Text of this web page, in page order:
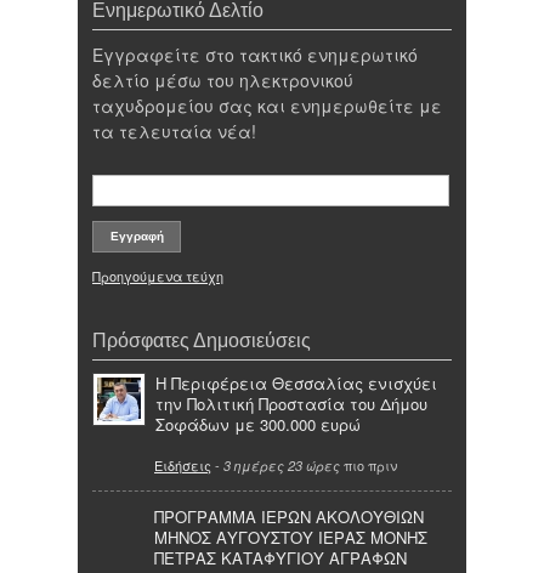
Ενημερωτικό Δελτίο
Εγγραφείτε στο τακτικό ενημερωτικό
δελτίο μέσω του ηλεκτρονικού
ταχυδρομείου σας και ενημερωθείτε με
τα τελευταία νέα!
Προηγούμενα τεύχη
Πρόσφατες Δημοσιεύσεις
Η Περιφέρεια Θεσσαλίας ενισχύει
την Πολιτική Προστασία του Δήμου
Σοφάδων με 300.000 ευρώ
Ειδήσεις - 3 ημέρες 23 ώρες πιο πριν
ΠΡΟΓΡΑΜΜΑ ΙΕΡΩΝ ΑΚΟΛΟΥΘΙΩΝ
ΜΗΝΟΣ ΑΥΓΟΥΣΤΟΥ ΙΕΡΑΣ ΜΟΝΗΣ
ΠΕΤΡΑΣ ΚΑΤΑΦΥΓΙΟΥ ΑΓΡΑΦΩΝ